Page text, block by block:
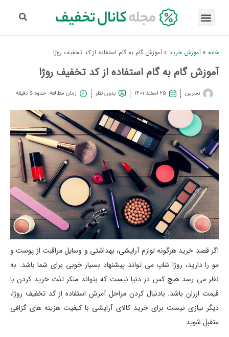
خانه » آموزش خرید » آموزش گام به گام استفاده از کد تخفیف روژا
آموزش گام به گام استفاده از کد تخفیف روژا
نسرین ۲۵ اسفند ۱۴۰۱ بدون نظر زمان مطالعه: حدود 5 دقیقه
اگر قصد خرید هرگونه لوازم آرایشی، بهداشتی و وسایل مراقبت از پوست و
مو را دارید، روژا شاپ می تواند پیشنهاد بسیار خوبی برای شما باشد. به
نظر می رسد هیچ کس در دنیا نیست که بتواند منکر لذت خرید کردن با
قیمت ارزان باشد. بادنبال کردن مراحل آمزش استفاده از کد تخفیف روژا،
دیگر نیازی نیست برای خرید کالای آرایشی با کیفیت هزینه های گزافی
متقبل شوید.